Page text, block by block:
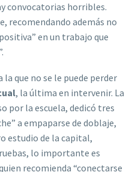
convocatorias horribles.
recomendando además no
en un trabajo que
que no se le puede perder
, la última en intervenir. La
por la escuela, dedicó tres
a empaparse de doblaje,
estudio de la capital,
lo importante es
recomienda “conectarse